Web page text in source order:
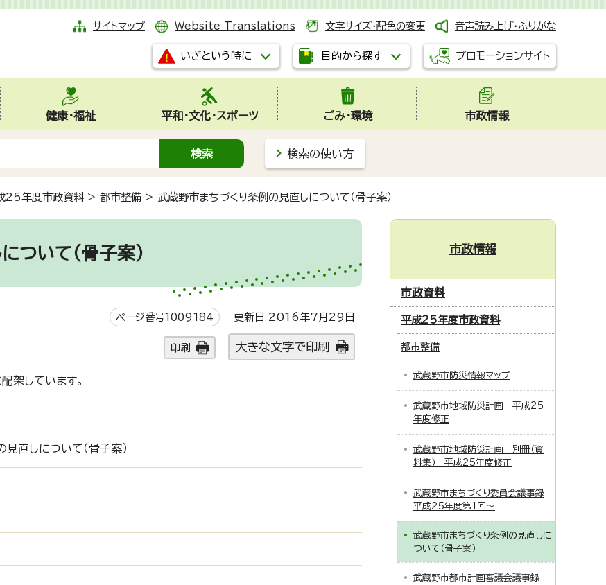
サイトマップ Website Translations 文字サイズ・配色の変更 音声読み上げ・ふりがな
いざという時に 目的から探す プロモーションサイト
健康・福祉 平和・文化・スポーツ ごみ・環境 市政情報
検索の使い方
25年度市政資料 > 都市整備 > 武蔵野市まちづくり条例の見直しについて（骨子案）
ついて（骨子案）
ページ番号1009184 更新日 2016年7月29日
印刷 大きな文字で印刷
架しています。
直しについて（骨子案）
市政情報
市政資料
平成25年度市政資料
都市整備
武蔵野市防災情報マップ
武蔵野市地域防災計画 平成25
年度修正
武蔵野市地域防災計画 別冊（資
料集） 平成25年度修正
武蔵野市まちづくり委員会議事録
平成25年度第1回～
武蔵野市まちづくり条例の見直しに
ついて（骨子案）
武蔵野市都市計画審議会議事録